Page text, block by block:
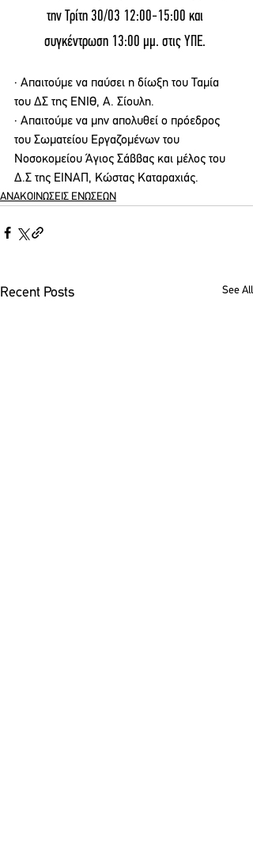
την Τρίτη 30/03 12:00-15:00 και
συγκέντρωση 13:00 μμ. στις ΥΠΕ.
· Απαιτούμε να παύσει η δίωξη του Ταμία
του ΔΣ της ΕΝΙΘ, Α. Σίουλη.
· Απαιτούμε να μην απολυθεί ο πρόεδρος
του Σωματείου Εργαζομένων του
Νοσοκομείου Άγιος Σάββας και μέλος του
Δ.Σ της ΕΙΝΑΠ, Κώστας Καταραχιάς.
ΑΝΑΚΟΙΝΩΣΕΙΣ ΕΝΩΣΕΩΝ
Recent Posts See All